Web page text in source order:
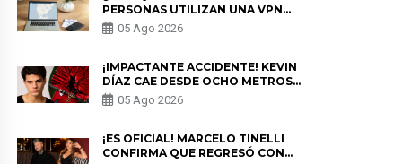
PERSONAS UTILIZAN UNA VPN
PARA PROTEGER SU
PRIVACIDAD?
05 Ago 2026
¡IMPACTANTE ACCIDENTE! KEVIN
DÍAZ CAE DESDE OCHO METROS
EN “ESTO ES GUERRA” Y GENERA
PREOCUPACIÓN
05 Ago 2026
¡ES OFICIAL! MARCELO TINELLI
CONFIRMA QUE REGRESÓ CON